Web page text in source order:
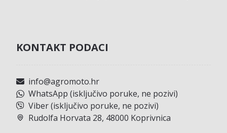
KONTAKT PODACI
info@agromoto.hr
WhatsApp (isključivo poruke, ne pozivi)
Viber (isključivo poruke, ne pozivi)
Rudolfa Horvata 28, 48000 Koprivnica